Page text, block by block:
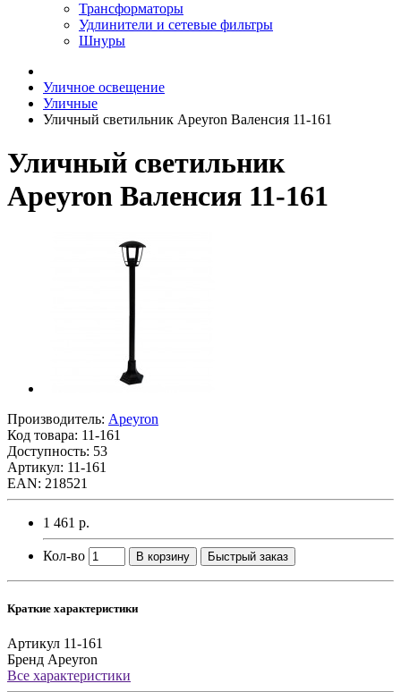
Трансформаторы
Удлинители и сетевые фильтры
Шнуры
Уличное освещение
Уличные
Уличный светильник Apeyron Валенсия 11-161
Уличный светильник
Apeyron Валенсия 11-161
Производитель: Apeyron
Код товара: 11-161
Доступность: 53
Артикул: 11-161
EAN: 218521
1 461 р.
Кол-во В корзину Быстрый заказ
Краткие характеристики
Артикул 11-161
Бренд Apeyron
Все характеристики